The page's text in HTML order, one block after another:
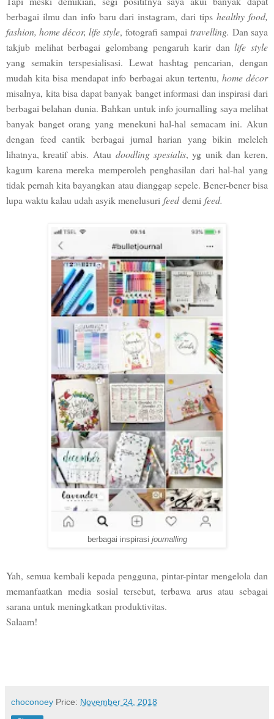
berbagai ilmu dan info baru dari instagram, dari tipshealthy food,
fashion, home décor, life style, fotografi sampai travelling. Dan saya
takjub melihat berbagai gelombang pengaruh karir danlife style
yang semakin terspesialisasi. Lewat hashtag pencarian, dengan
mudah kita bisa mendapat info berbagai akun tertentu, home décor
misalnya, kita bisa dapat banyak banget informasi dan inspirasi dari
berbagai belahan dunia. Bahkan untuk info journalling saya melihat
banyak banget orang yang menekuni hal-hal semacam ini. Akun
dengan feed cantik berbagai jurnal harian yang bikin meleleh
lihatnya, kreatif abis. Atau doodling spesialis, yg unik dan keren,
kagum karena mereka memperoleh penghasilan dari hal-hal yang
tidak pernah kita bayangkan atau dianggap sepele. Bener-bener bisa
lupa waktu kalau udah asyik menelusuri feeddemi feed.
berbagai inspirasi journalling
Yah, semua kembali kepada pengguna, pintar-pintar mengelola dan
memanfaatkan media sosial tersebut, terbawa arus atau sebagai
sarana untuk meningkatkan produktivitas.
Salaam!
choconoey Price: November 24, 2018